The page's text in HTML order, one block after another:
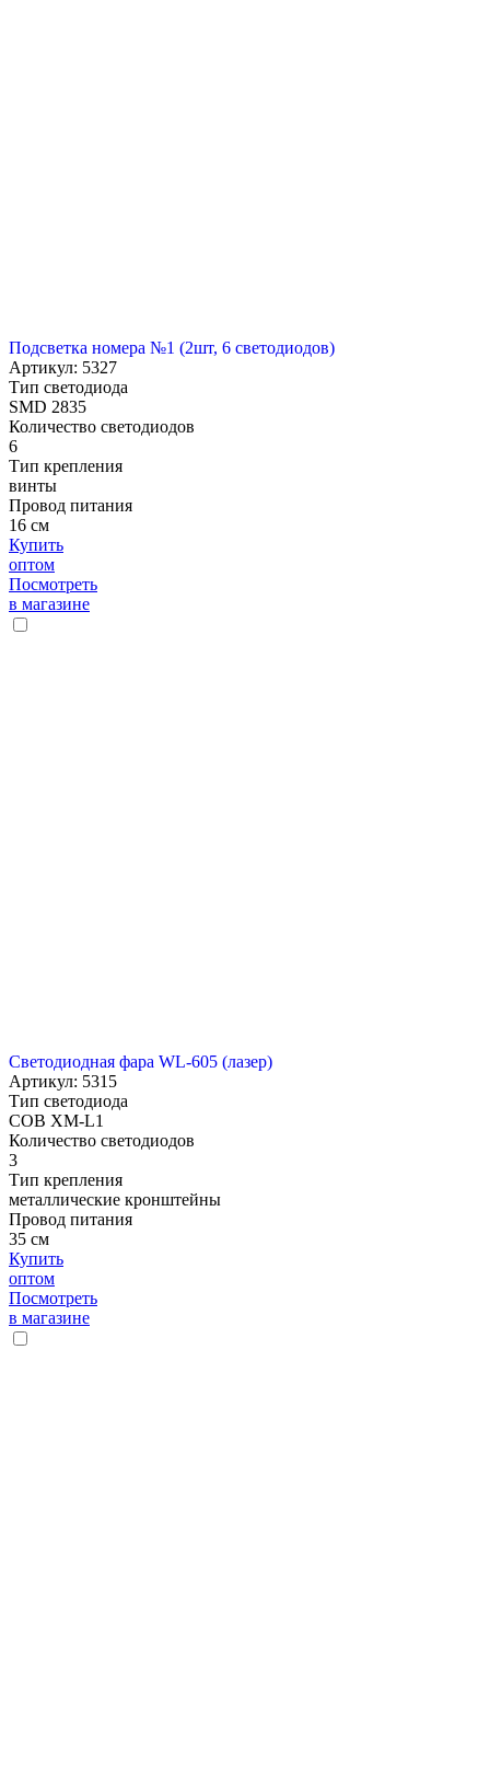
Подсветка номера №1 (2шт, 6 светодиодов)
Артикул: 5327
Тип светодиода
SMD 2835
Количество светодиодов
6
Тип крепления
винты
Провод питания
16 см
Купить
оптом
Посмотреть
в магазине
Светодиодная фара WL-605 (лазер)
Артикул: 5315
Тип светодиода
COB XM-L1
Количество светодиодов
3
Тип крепления
металлические кронштейны
Провод питания
35 см
Купить
оптом
Посмотреть
в магазине